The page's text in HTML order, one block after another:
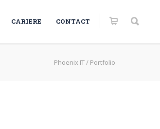
CARIERE CONTACT
Phoenix IT/ Portfolio